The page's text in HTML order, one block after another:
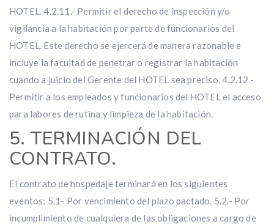
HOTEL. 4.2.11.- Permitir el derecho de inspección y/o
vigilancia a la habitación por parte de funcionarios del
HOTEL. Este derecho se ejercerá de manera razonable e
incluye la facultad de penetrar o registrar la habitación
cuando a juicio del Gerente del HOTEL sea preciso. 4.2.12.-
Permitir a los empleados y funcionarios del HOTEL el acceso
para labores de rutina y limpieza de la habitación.
5. TERMINACIÓN DEL
CONTRATO.
El contrato de hospedaje terminará en los siguientes
eventos: 5.1- Por vencimiento del plazo pactado. 5.2.- Por
incumplimiento de cualquiera de las obligaciones a cargo de